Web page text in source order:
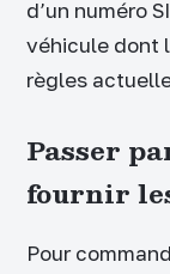
d’un numéro
véhicule dont
règles
Passer
fournir
Pour